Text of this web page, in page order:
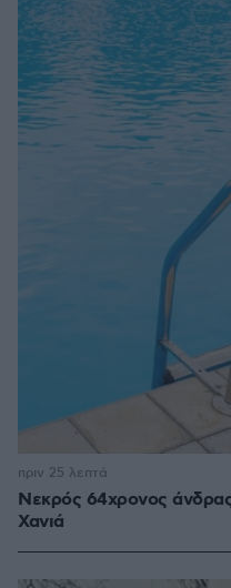
Νεκρός 64χρονος
Χανιά
πριν 25 λεπτά